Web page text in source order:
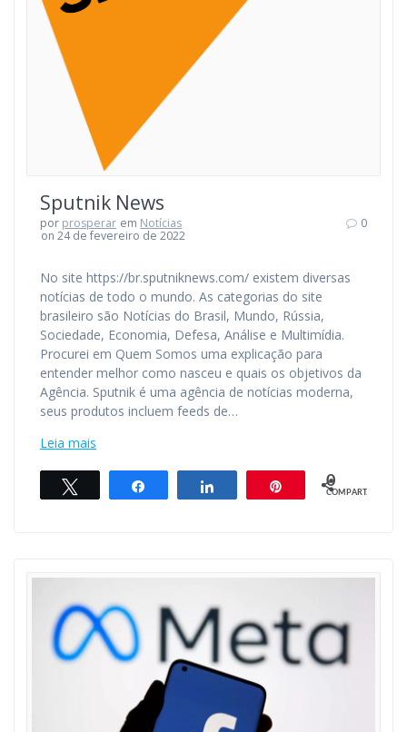
Sputnik News
por prosperar em Notícias
on 24 de fevereiro de 2022
0
No site https://br.sputniknews.com/ existem diversas
notícias de todo o mundo. As categorias do site
brasileiro são Notícias do Brasil, Mundo, Rússia,
Sociedade, Economia, Defesa, Análise e Multimídia.
Procurei em Quem Somos uma explicação para
entender melhor como nasceu e quais os objetivos da
Agência. Sputnik é uma agência de notícias moderna,
seus produtos incluem feeds de…
Leia mais
Compartilhar Compartilhar 0
COMPART.